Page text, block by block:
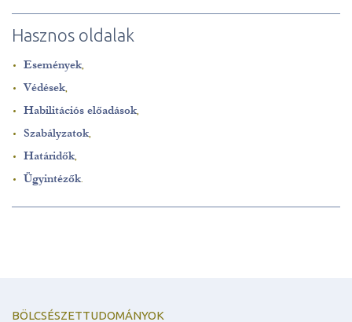
Hasznos oldalak
Események,
Védések,
Habilitációs előadások,
Szabályzatok,
Határidők,
Ügyintézők.
BÖLCSÉSZETTUDOMÁNYOK